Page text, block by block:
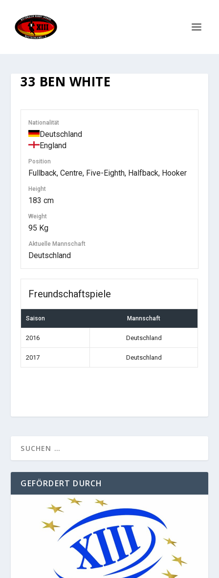
33 BEN WHITE
Nationalität
Deutschland
England
Position
Fullback, Centre, Five-Eighth, Halfback, Hooker
Height
183 cm
Weight
95 Kg
Aktuelle Mannschaft
Deutschland
Freundschaftspiele
Saison Mannschaft
2016 Deutschland
2017 Deutschland
GEFÖRDERT DURCH